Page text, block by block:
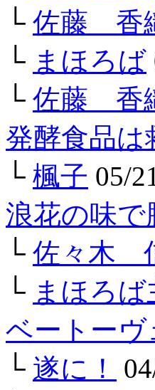
└ 佐藤 香
└ まほろば
└ 佐藤 香
発酵食品は
└ 楓子 05/
浪花の味
└ 佐々木
└ まほろば
ベートー
└ 遂に！